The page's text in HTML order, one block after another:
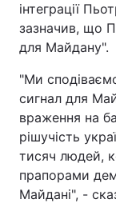
інтеграції
зазначив, що
для Майдану".
"Ми
сигнал для
враження на
рішучість
тисяч людей,
прапорами
Майдані", -